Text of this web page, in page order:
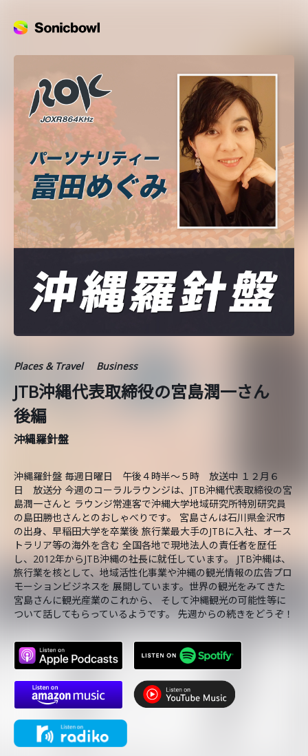
Places & Travel Business
JTB沖縄代表取締役の宮島潤一さん
後編
沖縄羅針盤
沖縄羅針盤 毎週日曜日 午後４時半～５時 放送中 １２月６
日 放送分 今週のコーラルラウンジは、JTB沖縄代表取締役の宮
島潤一さんと ラウンジ常連客で沖縄大学地域研究所特別研究員
の島田勝也さんとのおしゃべりです。 宮島さんは石川県金沢市
の出身、早稲田大学を卒業後 旅行業最大手のJTBに入社、オース
トラリア等の海外を含む 全国各地で現地法人の責任者を歴任
し、2012年からJTB沖縄の社長に就任しています。 JTB沖縄は、
旅行業を核として、地域活性化事業や沖縄の観光情報の広告プロ
モーションビジネスを 展開しています。世界の観光をみてきた
宮島さんに観光産業のこれから、 そして沖縄観光の可能性等に
ついて話してもらっているようです。 先週からの続きをどうぞ！